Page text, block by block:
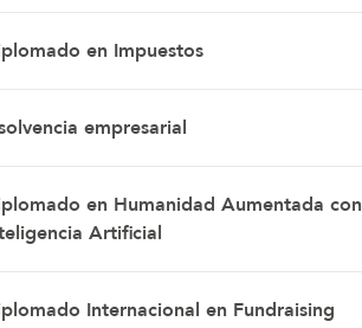
en Impuestos
empresarial
en Humanidad Aumentada con
Artificial
Internacional en Fundraising